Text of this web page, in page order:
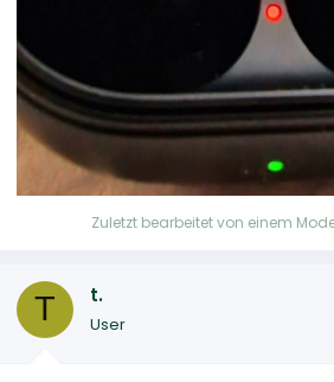
Zuletzt bearbeitet von einem
T t.
User